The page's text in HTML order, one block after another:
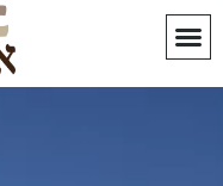
לתוכן